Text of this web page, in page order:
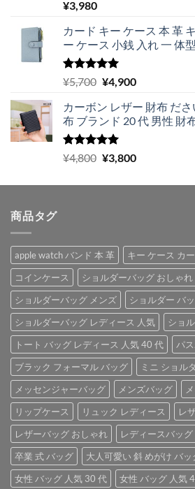
5段階中
5.00
¥3,980
カード キー ケース 本 革
ー ケース 小銭 入れ 一 体
5段階中
5.00
の評価
¥5,700 元
価
格
は
¥5,700
し
¥4,900現
の
価
は
で
カーボン レザー 財布 だ
布 ブランド 20 代 男性 財
5段階中
5.00
の評価
¥4,800 元
価
で
し
た。
¥3,800現
の
¥3,800
で
す。
商品タグ
apple watch バンド 本 革
キー ケース カ
コインケース
ショルダーバッグ おしゃれ
ショルダーバッグ メンズ
ショルダー バ
ショルダーバッグ レディース 人気
ショ
トート バッグ レディース 人気 40 代
パ
ブラック フォーマル バッグ
ミニ ショル
メッセンジャーバッグ
メンズバッグ
リップケース
リュック レディース
レ
レザーバッグ おしゃれ
レディースバッグ
卒業 式 バッグ
大人可愛い 斜 めがけ バッ
女性 バッグ 人気 30 代
女性 バッグ 人気